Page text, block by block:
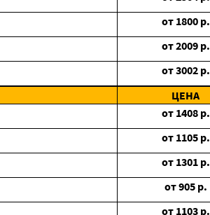
от 1800 р.
от2009 р.
от3002 р.
ЦЕНА
от 1408 р.
от 1105 р.
от 1301 р.
от905 р.
от 1103 р.